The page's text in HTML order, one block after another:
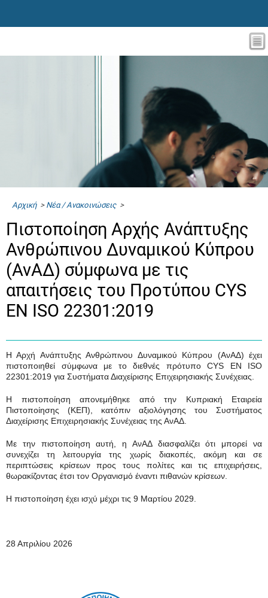
Αρχική> Νέα / Ανακοινώσεις>
Πιστοποίηση Αρχής Ανάπτυξης
Ανθρώπινου Δυναμικού Κύπρου
(ΑνΑΔ) σύμφωνα με τις
απαιτήσεις του Προτύπου CYS
EN ISO 22301:2019
Η Αρχή Ανάπτυξης Ανθρώπινου Δυναμικού Κύπρου (ΑνΑΔ) έχει
πιστοποιηθεί σύμφωνα με το διεθνές πρότυπο CYS EN ISO
22301:2019 για Συστήματα Διαχείρισης Επιχειρησιακής Συνέχειας.
Η πιστοποίηση απονεμήθηκε από την Κυπριακή Εταιρεία
Πιστοποίησης (ΚΕΠ), κατόπιν αξιολόγησης του Συστήματος
Διαχείρισης Επιχειρησιακής Συνέχειας της ΑνΑΔ.
Με την πιστοποίηση αυτή, η ΑνΑΔ διασφαλίζει ότι μπορεί να
συνεχίζει τη λειτουργία της χωρίς διακοπές, ακόμη και σε
περιπτώσεις κρίσεων προς τους πολίτες και τις επιχειρήσεις,
θωρακίζοντας έτσι τον Οργανισμό έναντι πιθανών κρίσεων.
Η πιστοποίηση έχει ισχύ μέχρι τις 9 Μαρτίου 2029.
28 Απριλίου 2026